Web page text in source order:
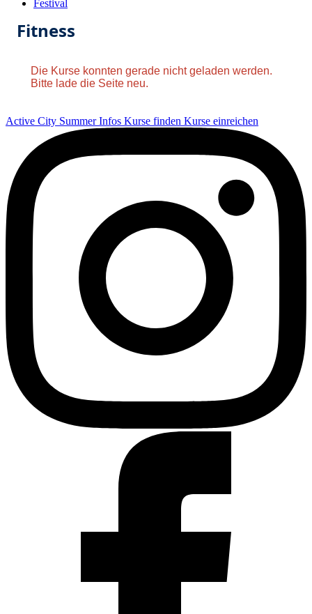
Festival
Fitness
Die Kurse konnten gerade nicht geladen werden.
Bitte lade die Seite neu.
Active City SummerInfos Kurse finden Kurse einreichen